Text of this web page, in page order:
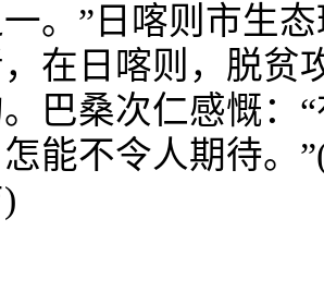
。”日喀则市生
在日喀则，脱贫
巴桑次仁感慨：
能不令人期待。